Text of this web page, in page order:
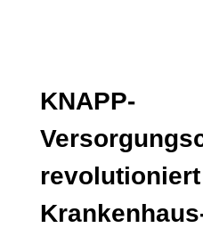
KNAPP-
revolutioniert